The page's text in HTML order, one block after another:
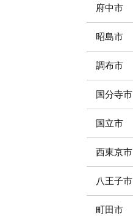
府中市
昭島市
調布市
国分寺市
国立市
西東京市
八王子市
町田市